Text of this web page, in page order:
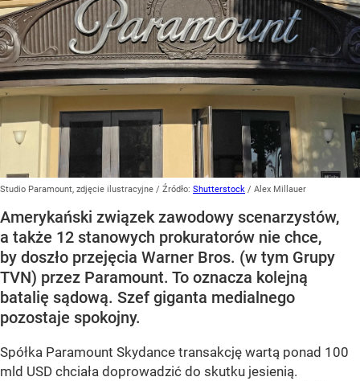
Studio Paramount, zdjęcie ilustracyjne / Źródło: Shutterstock / Alex Millauer
Amerykański związek zawodowy scenarzystów,
a także 12 stanowych prokuratorów nie chce,
by doszło przejęcia Warner Bros. (w tym Grupy
TVN) przez Paramount. To oznacza kolejną
batalię sądową. Szef giganta medialnego
pozostaje spokojny.
Spółka Paramount Skydance transakcję wartą ponad 100
mld USD chciała doprowadzić do skutku jesienią.